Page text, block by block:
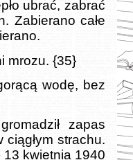
ubrać, zabrać
Zabierano całe
mrozu. {35}
wodę, bez
zapas
strachu.
13 kwietnia 1940